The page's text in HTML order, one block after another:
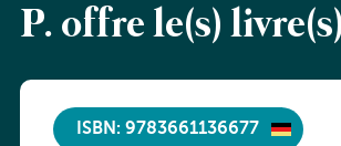
P. offre le(s) livre(s)
ISBN: 9783661136677